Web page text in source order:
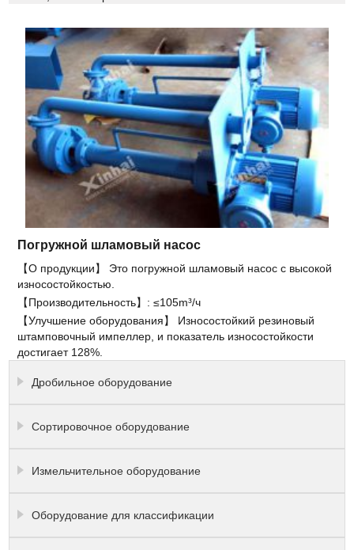
Погружной шламовый насос
【О продукции】 Это погружной шламовый насос с высокой
износостойкостью.
【Производительность】: ≤105m³/ч
【Улучшение оборудования】 Износостойкий резиновый
штамповочный импеллер, и показатель износостойкости
достигает 128%.
Дробильное оборудование
Сортировочное оборудование
Измельчительное оборудование
Оборудование для классификации